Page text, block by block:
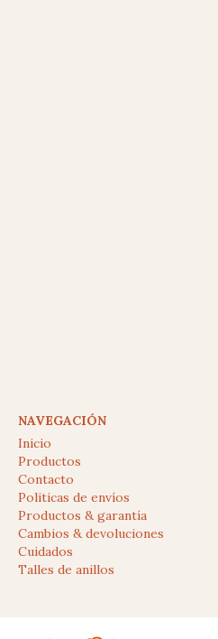
NAVEGACIÓN
Inicio
Productos
Contacto
Politicas de envíos
Productos & garantía
Cambios & devoluciones
Cuidados
Talles de anillos